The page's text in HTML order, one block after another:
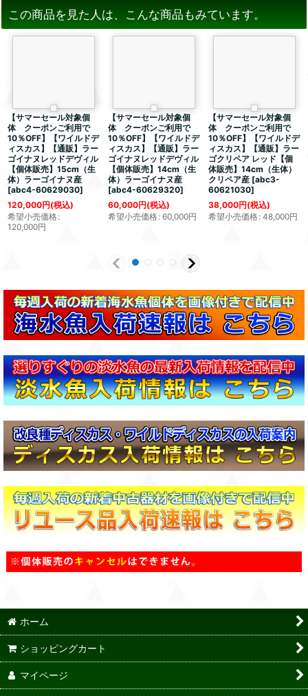
この商品を見た人は、こんな商品もみています。
【サマーセール対象個
体 クーポンご利用で
10％OFF】【ワイルドデ
ィスカス】【通販】ラー
ゴイナヌレッドデヴィル
【個体販売】15cm（生
体）ラーゴイナヌ産
[abc4-60629030]
120,000円(税込)
希望小売価格:
120,000円
【サマーセール対象個
体 クーポンご利用で
10％OFF】【ワイルドデ
ィスカス】【通販】ラー
ゴイナヌレッドデヴィル
【個体販売】14cm（生
体）ラーゴイナヌ産
[abc4-60629320]
60,000円(税込)
希望小売価格: 60,000円
【サマーセール対象個
体 クーポンご利用で
10％OFF】【ワイルドデ
ィスカス】【通販】ラー
ゴクリペア レッド【個
体販売】14cm（生体）
クリペア産 [abc3-
60621030]
38,000円(税込)
希望小売価格: 48,000円
ホーム
ショッピングカート
マイページ